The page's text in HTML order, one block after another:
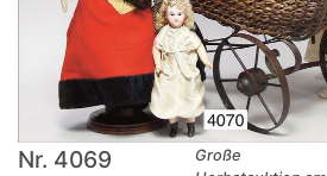
Nr. 4069
Große